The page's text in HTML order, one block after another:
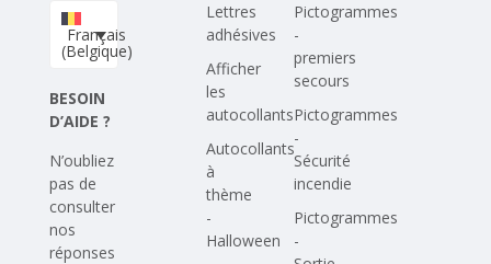
Téléchargez votre propre conception
Corona Covid-19
Français
(Belgique)
BESOIN
D’AIDE ?
N’oubliez
pas de
consulter
nos
réponses
Lettres
adhésives
Afficher
les
autocollants
Autocollants
à
thème
-
Halloween
Pictogrammes
-
premiers
secours
Pictogrammes
-
Sécurité
incendie
Pictogrammes
-